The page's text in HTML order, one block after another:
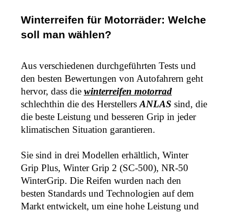
Winterreifen für Motorräder: Welche
soll man wählen?
Aus verschiedenen durchgeführten Tests und
den besten Bewertungen von Autofahrern geht
hervor, dass die winterreifen motorrad
schlechthin die des Herstellers ANLAS sind, die
die beste Leistung und besseren Grip in jeder
klimatischen Situation garantieren.
Sie sind in drei Modellen erhältlich, Winter
Grip Plus, Winter Grip 2 (SC-500), NR-50
WinterGrip. Die Reifen wurden nach den
besten Standards und Technologien auf dem
Markt entwickelt, um eine hohe Leistung und